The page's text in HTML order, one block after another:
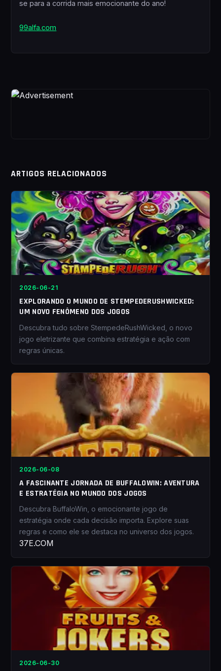
se para a corrida mais emocionante do ano!
99alfa.com
ARTIGOS RELACIONADOS
2026-06-21
EXPLORANDO O MUNDO DE STEMPEDERUSHWICKED:
UM NOVO FENÔMENO DOS JOGOS
Descubra tudo sobre StempedeRushWicked, o novo
jogo eletrizante que combina estratégia e ação com
regras únicas.
2026-06-08
A FASCINANTE JORNADA DE BUFFALOWIN: AVENTURA
E ESTRATÉGIA NO MUNDO DOS JOGOS
Descubra BuffaloWin, o emocionante jogo de
estratégia onde cada decisão importa. Explore suas
regras e como ele se destaca no universo dos jogos.
37E.COM
2026-06-30